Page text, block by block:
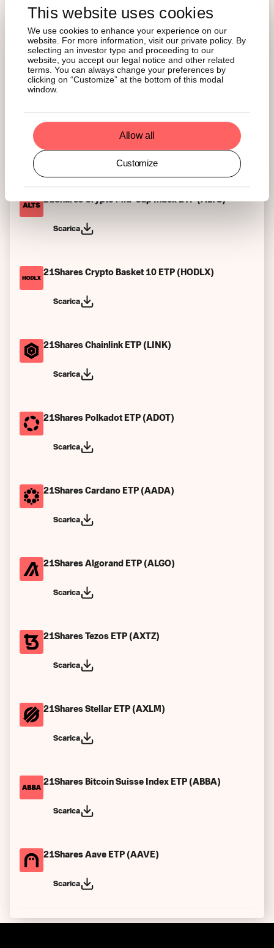
This website uses cookies
We use cookies to enhance your experience on our
website. For more information, visit our private policy. By
selecting an investor type and proceeding to our
website, you accept our legal notice and other related
terms. You can always change your preferences by
clicking on “Customize” at the bottom of this modal
window.
Allow all
Customize
Scarica
21Shares Bitcoin ETP (ABTC)
Scarica
21Shares Crypto Mid-Cap Index ETP (ALTS)
Scarica
21Shares Crypto Basket 10 ETP (HODLX)
Scarica
21Shares Chainlink ETP (LINK)
Scarica
21Shares Polkadot ETP (ADOT)
Scarica
21Shares Cardano ETP (AADA)
Scarica
21Shares Algorand ETP (ALGO)
Scarica
21Shares Tezos ETP (AXTZ)
Scarica
21Shares Stellar ETP (AXLM)
Scarica
21Shares Bitcoin Suisse Index ETP (ABBA)
Scarica
21Shares Aave ETP (AAVE)
Scarica